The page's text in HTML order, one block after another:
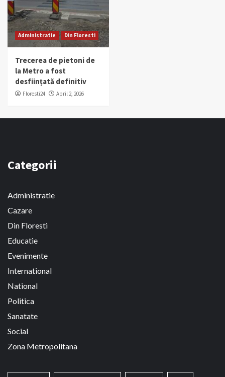
Administratie Din Floresti
Trecerea de pietoni de
la Metro a fost
desființată definitiv
Floresti24 April 2, 2026
Categorii
Administratie
Cazare
Din Floresti
Educatie
Evenimente
International
National
Politica
Sanatate
Social
Zona Metropolitana